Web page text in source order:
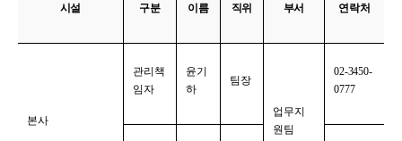
시설 구분 이름 직위 부서 연락처
본사
관리책
임자
윤기
하
팀장
업무지
원팀
02-3450-
0777